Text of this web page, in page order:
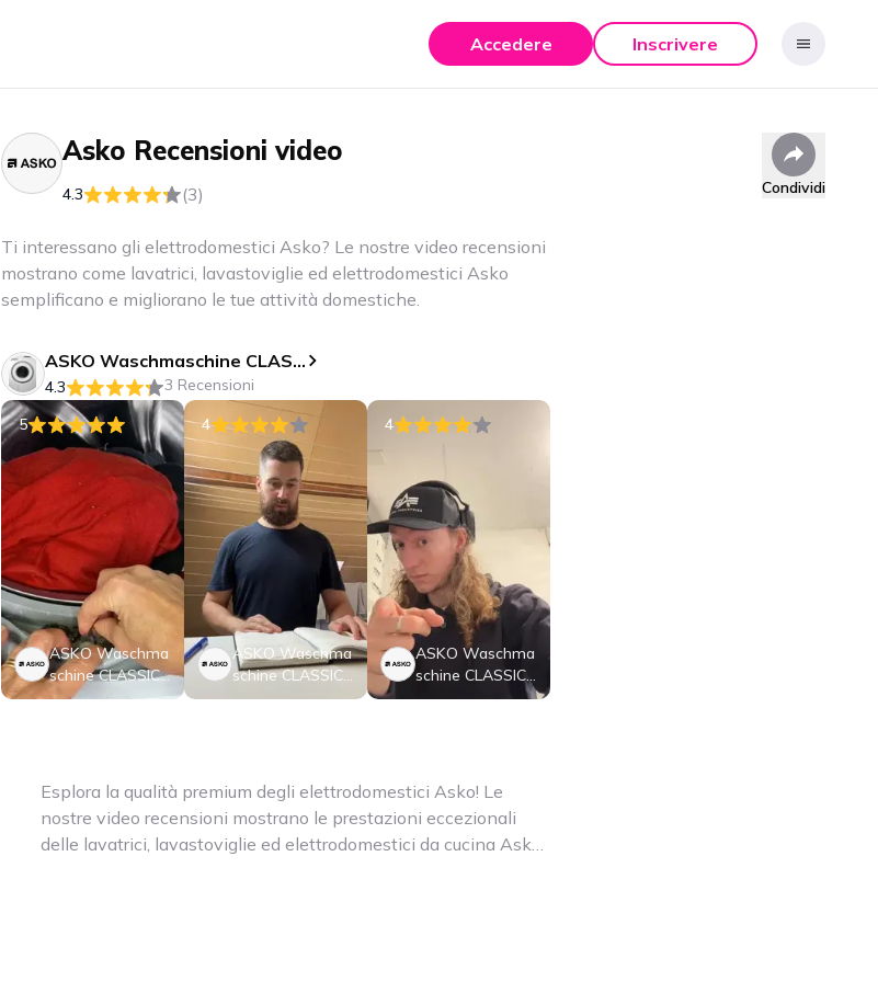
Accedere Inscrivere
Asko Recensioni video
4.3 (3) Condividi
Ti interessano gli elettrodomestici Asko? Le nostre video recensioni
mostrano come lavatrici, lavastoviglie ed elettrodomestici Asko
semplificano e migliorano le tue attività domestiche.
ASKO Waschmaschine CLASSIC - W 2086C W/3
4.3
3 Recensioni
5
ASKO Waschma
schine CLASSIC -
W 2086C W/3
4
ASKO Waschma
schine CLASSIC -
W 2086C W/3
4
ASKO Waschma
schine CLASSIC -
W 2086C W/3
Esplora la qualità premium degli elettrodomestici Asko! Le
nostre video recensioni mostrano le prestazioni eccezionali
delle lavatrici, lavastoviglie ed elettrodomestici da cucina Asko.